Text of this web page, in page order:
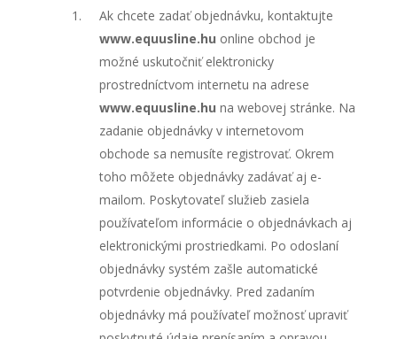
Ak chcete zadať objednávku, kontaktujte
www.equusline.hu online obchod je
možné uskutočniť elektronicky
prostredníctvom internetu na adrese
www.equusline.hu na webovej stránke. Na
zadanie objednávky v internetovom
obchode sa nemusíte registrovať. Okrem
toho môžete objednávky zadávať aj e-
mailom. Poskytovateľ služieb zasiela
používateľom informácie o objednávkach aj
elektronickými prostriedkami. Po odoslaní
objednávky systém zašle automatické
potvrdenie objednávky. Pred zadaním
objednávky má používateľ možnosť upraviť